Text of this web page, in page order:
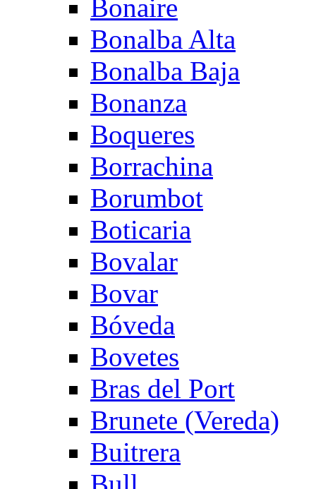
Bonaire
Bonalba Alta
Bonalba Baja
Bonanza
Boqueres
Borrachina
Borumbot
Boticaria
Bovalar
Bovar
Bóveda
Bovetes
Bras del Port
Brunete (Vereda)
Buitrera